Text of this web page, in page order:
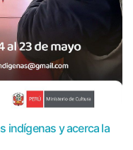
indígenas y acerca la